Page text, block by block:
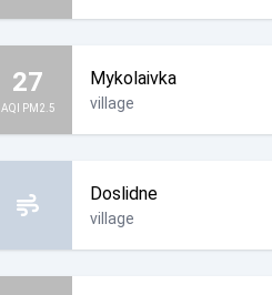
27
AQI PM2.5
Mykolaivka
village
Doslidne
village